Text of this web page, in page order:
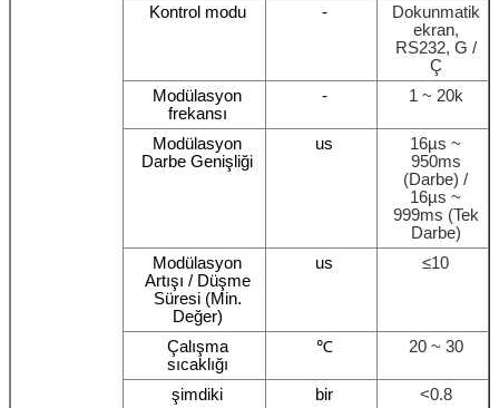
Kontrol modu
-
Dokunmatik
ekran,
RS232, G /
Ç
Modülasyon
frekansı
- 1 ~ 20k
Modülasyon
Darbe Genişliği
us
16µs ~
950ms
(Darbe) /
16µs ~
999ms (Tek
Darbe)
Modülasyon
Artışı / Düşme
Süresi (Min.
Değer)
us ≤10
Çalışma
sıcaklığı
℃ 20 ~ 30
şimdiki bir
<0.8